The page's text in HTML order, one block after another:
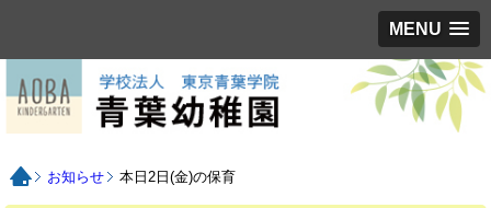
MENU
お知らせ 本日2日(金)の保育